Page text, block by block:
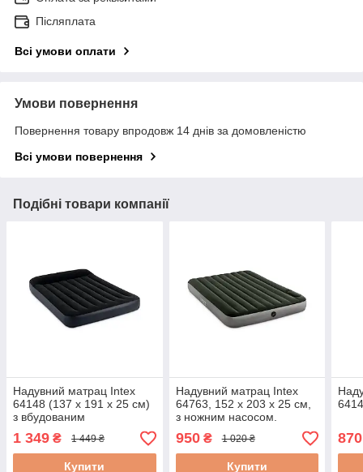
Післяплата
Всі умови оплати
Умови повернення
Повернення товару впродовж 14 днів за домовленістю
Всі умови повернення
Подібні товари компанії
Надувний матрац Intex
64148 (137 x 191 x 25 см)
з вбудованим
електронасосом
1 349 ₴ 1 449 ₴
Купити
Надувний матрац Intex
64763, 152 х 203 x 25 см,
з ножним насосом.
950₴ 1 020 ₴
Купити
870